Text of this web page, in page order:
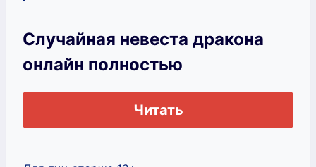
Случайная невеста дракона
онлайн полностью
Читать